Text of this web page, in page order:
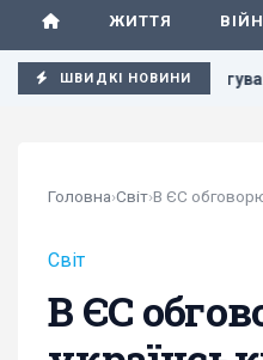
ЖИТТЯ
ШВИДКІ НОВИНИ
відреагував Дрон
Головна›Світ›
Світ
В ЄС